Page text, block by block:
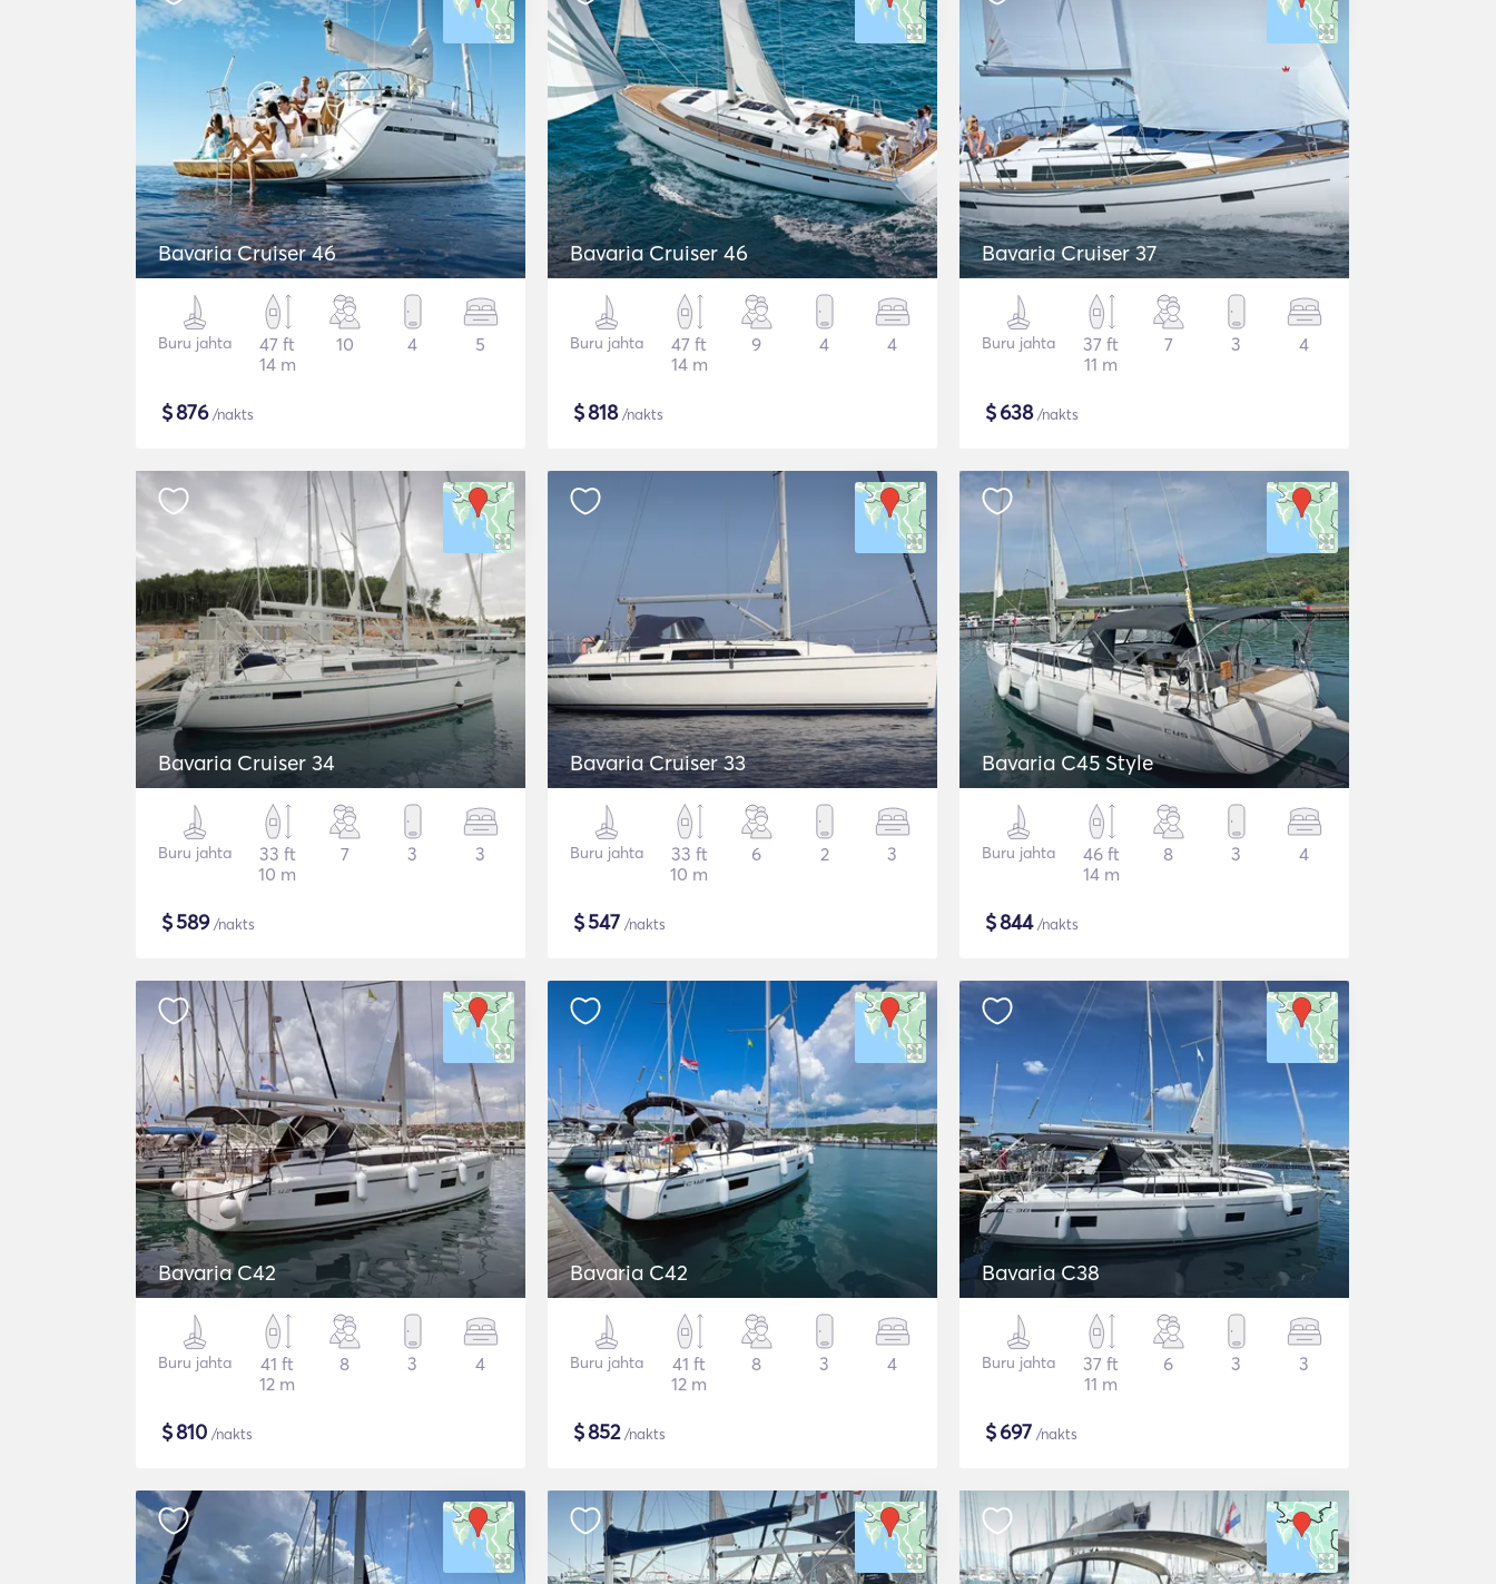
Bavaria Cruiser 46
Buru jahta
47 ft
14 m
10 4 5
$876/nakts
Bavaria Cruiser 46
Buru jahta
47 ft
14 m
9 4 4
$818/nakts
Bavaria Cruiser 37
Buru jahta
37 ft
11 m
7 3 4
$638/nakts
Bavaria Cruiser 34
Buru jahta
33 ft
10 m
7 3 3
$589/nakts
Bavaria Cruiser 33
Buru jahta
33 ft
10 m
6 2 3
$547 /nakts
Bavaria C45 Style
Buru jahta
46 ft
14 m
8 3 4
$844/nakts
Bavaria C42
Buru jahta
41 ft
12 m
8 3 4
$810 /nakts
Bavaria C42
Buru jahta
41 ft
12 m
8 3 4
$852/nakts
Bavaria C38
Buru jahta
37 ft
11 m
6 3 3
$697 /nakts